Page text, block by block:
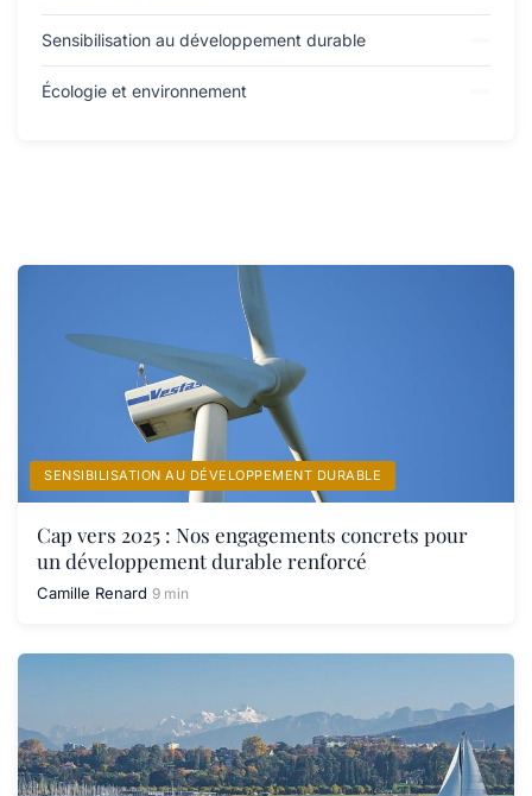
Sensibilisation au développement durable
Écologie et environnement
SENSIBILISATION AU DÉVELOPPEMENT DURABLE
Cap vers 2025 : Nos engagements concrets pour
un développement durable renforcé
Camille Renard 9 min